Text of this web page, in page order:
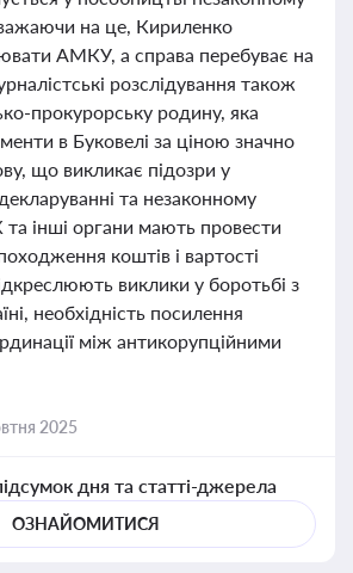
на це, Кириленко
АМКУ, а справа перебуває на
розслідування також
прокурорську родину, яка
в Буковелі за ціною значно
що викликає підозри у
та незаконному
та інші органи мають провести
коштів і вартості
виклики у боротьбі з
необхідність посилення
між антикорупційними
2025
дня та статті-джерела
ОЗНАЙОМИТИСЯ